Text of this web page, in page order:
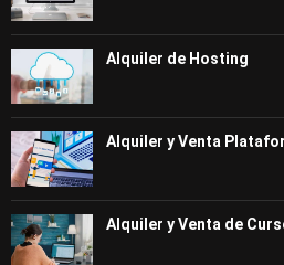
Alquiler de Hosting
Alquiler y Venta
Alquiler y Venta de